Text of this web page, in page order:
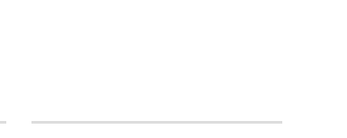
设计防盗水篦？潼南矿山排水防护工程大量采